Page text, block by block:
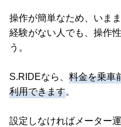
操作が簡単なため、いま
経験がない人でも、操作
う。
S.RIDEなら、 料金を乗車
利用できます。
設定しなければメーター